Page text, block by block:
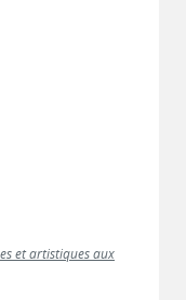
et artistiques aux